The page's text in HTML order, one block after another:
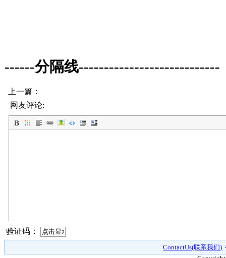
------分隔线----------------------------
上一篇：
网友评论:
验证码：
ContactUs(联系我们)